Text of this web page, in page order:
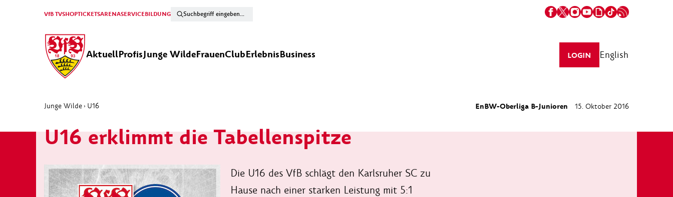
VfB TVSHOPTICKETSARENASERVICEBILDUNG
AktuellProfisJunge WildeFrauenClubErlebnisBusiness LOGIN English
Junge Wilde › U16 EnBW-Oberliga B-Junioren 15. Oktober 2016
U16 erklimmt die Tabellenspitze
Die U16 des VfB schlägt den Karlsruher SC zu
Hause nach einer starken Leistung mit 5:1